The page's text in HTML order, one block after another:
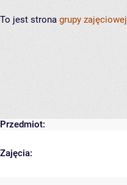
To jest strona grupy zajęciowej
Przedmiot:
Zajęcia: